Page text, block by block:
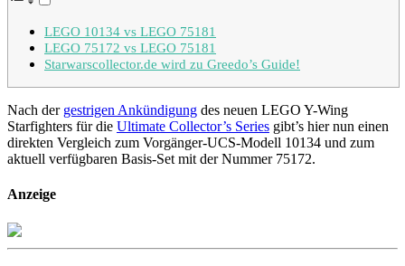
LEGO 10134 vs LEGO 75181
LEGO 75172 vs LEGO 75181
Starwarscollector.de wird zu Greedo’s Guide!
Nach der gestrigen Ankündigung des neuen LEGO Y-Wing
Starfighters für die Ultimate Collector’s Series gibt’s hier nun einen
direkten Vergleich zum Vorgänger-UCS-Modell 10134 und zum
aktuell verfügbaren Basis-Set mit der Nummer 75172.
Anzeige